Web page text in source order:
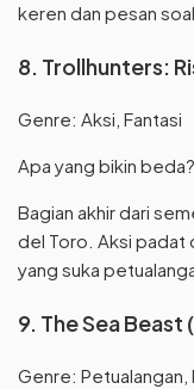
keren dan pesan
8. Trollhunters:
Genre: Aksi, Fantasi
Apa yang bikin beda?
Bagian akhir dari
del Toro. Aksi padat
yang suka
9. The Sea Beast
Genre: Petualangan,